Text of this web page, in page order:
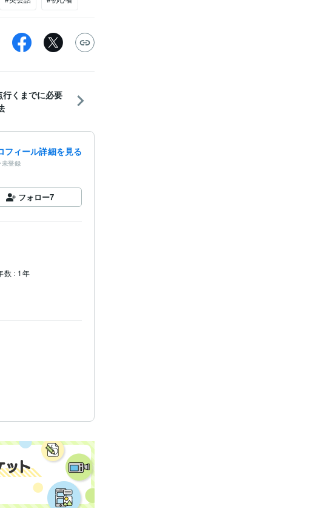
くまでに必要
フィール詳細を見る
未登録
フォロー7
数 : 1年